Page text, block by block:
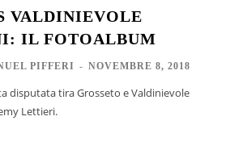
VALDINIEVOLE
IL FOTOALBUM
PIFFERI - NOVEMBRE 8, 2018
disputata tira Grosseto e Valdinievole
Lettieri.